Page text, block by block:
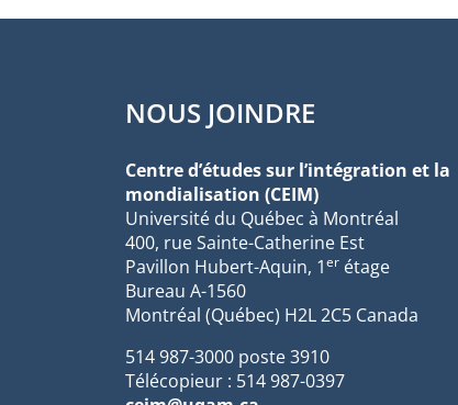
NOUS JOINDRE
Centre d’études sur l’intégration et la
mondialisation (CEIM)
Université du Québec à Montréal
400, rue Sainte-Catherine Est
Pavillon Hubert-Aquin, 1er étage
Bureau A-1560
Montréal (Québec) H2L 2C5 Canada
514 987-3000 poste 3910
Télécopieur : 514 987-0397